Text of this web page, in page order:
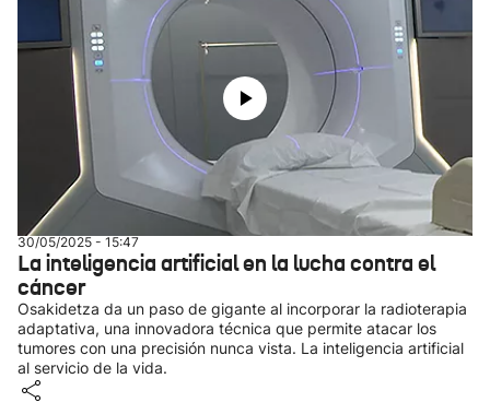
30/05/2025 - 15:47
La inteligencia artificial en la lucha contra el
cáncer
Osakidetza da un paso de gigante al incorporar la radioterapia
adaptativa, una innovadora técnica que permite atacar los
tumores con una precisión nunca vista. La inteligencia artificial
al servicio de la vida.